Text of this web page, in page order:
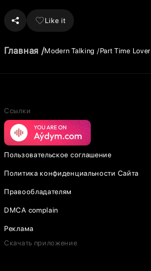
Like it
Главная Modern Talking Part Time Lover
Ссылки
Пользовательское соглашение
Политика конфиденциальности Сайта
Правообладателям
DMCA complain
Реклама
Скачать приложение